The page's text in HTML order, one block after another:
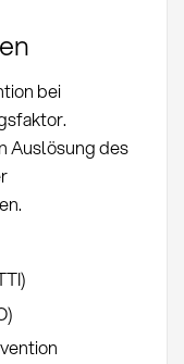
bei
Auslösung des